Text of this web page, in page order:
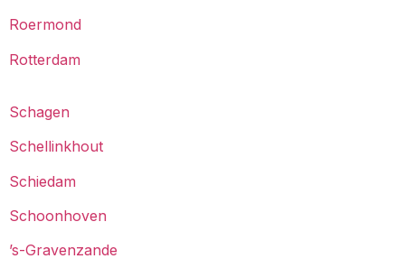
Roermond
Rotterdam
Schagen
Schellinkhout
Schiedam
Schoonhoven
’s-Gravenzande